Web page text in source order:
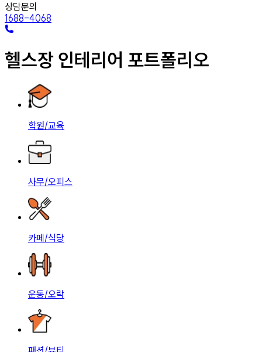
상담문의
1688-4068
헬스장 인테리어 포트폴리오
학원/교육
사무/오피스
카페/식당
운동/오락